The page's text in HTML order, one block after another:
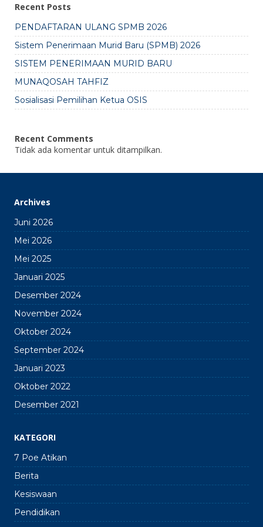
Recent Posts
PENDAFTARAN ULANG SPMB 2026
Sistem Penerimaan Murid Baru (SPMB) 2026
SISTEM PENERIMAAN MURID BARU
MUNAQOSAH TAHFIZ
Sosialisasi Pemilihan Ketua OSIS
Recent Comments
Tidak ada komentar untuk ditampilkan.
Archives
Juni 2026
Mei 2026
Mei 2025
Januari 2025
Desember 2024
November 2024
Oktober 2024
September 2024
Januari 2023
Oktober 2022
Desember 2021
KATEGORI
7 Poe Atikan
Berita
Kesiswaan
Pendidikan